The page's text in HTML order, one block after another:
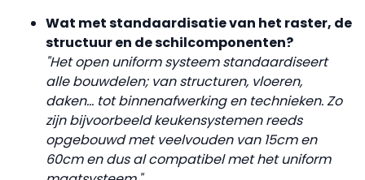
Wat met standaardisatie van het raster, de
structuur en de schilcomponenten?
"Het open uniform systeem standaardiseert
alle bouwdelen; van structuren, vloeren,
daken... tot binnenafwerking en technieken. Zo
zijn bijvoorbeeld keukensystemen reeds
opgebouwd met veelvouden van 15cm en
60cm en dus al compatibel met het uniform